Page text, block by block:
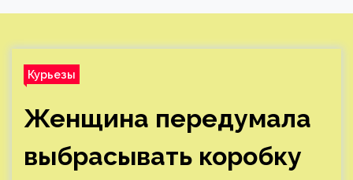
Курьезы
Женщина передумала
выбрасывать коробку